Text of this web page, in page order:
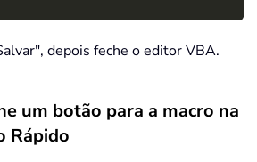
depois feche o editor VBA.
um botão para a macro na
Rápido